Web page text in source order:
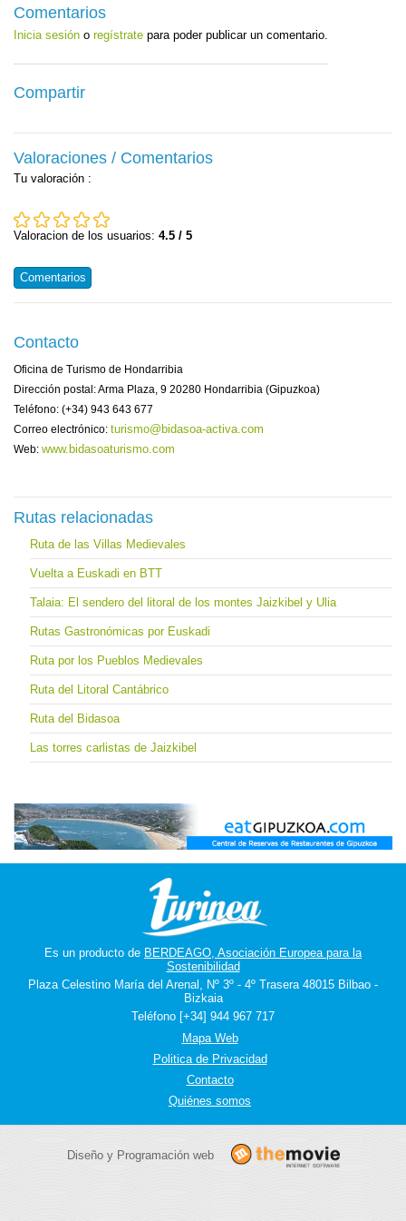
Comentarios
Inicia sesión o regístrate para poder publicar un comentario.
Compartir
Valoraciones / Comentarios
Tu valoración :
Valoracion de los usuarios: 4.5 / 5
Comentarios
Contacto
Oficina de Turismo de Hondarribia
Dirección postal: Arma Plaza, 9 20280 Hondarribia (Gipuzkoa)
Teléfono: (+34) 943 643 677
Correo electrónico: turismo@bidasoa-activa.com
Web: www.bidasoaturismo.com
Rutas relacionadas
Ruta de las Villas Medievales
Vuelta a Euskadi en BTT
Talaia: El sendero del litoral de los montes Jaizkibel y Ulia
Rutas Gastronómicas por Euskadi
Ruta por los Pueblos Medievales
Ruta del Litoral Cantábrico
Ruta del Bidasoa
Las torres carlistas de Jaizkibel
Es un producto de BERDEAGO, Asociación Europea para la
Sostenibilidad
Plaza Celestino María del Arenal, Nº 3º - 4º Trasera 48015 Bilbao -
Bizkaia
Teléfono [+34] 944 967 717
Mapa Web
Politica de Privacidad
Contacto
Quiénes somos
Diseño y Programación web